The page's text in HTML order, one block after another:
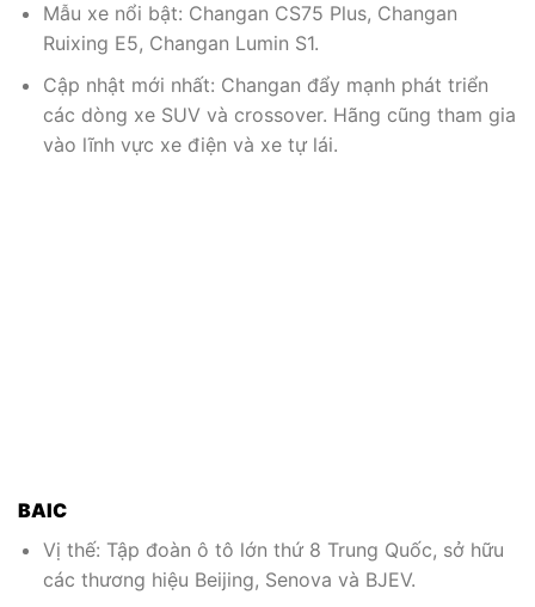
Mẫu xe nổi bật: Changan CS75 Plus, Changan
Ruixing E5, Changan Lumin S1.
Cập nhật mới nhất: Changan đẩy mạnh phát triển
các dòng xe SUV và crossover. Hãng cũng tham gia
vào lĩnh vực xe điện và xe tự lái.
BAIC
Vị thế: Tập đoàn ô tô lớn thứ 8 Trung Quốc, sở hữu
các thương hiệu Beijing, Senova và BJEV.